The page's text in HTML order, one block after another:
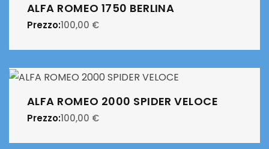
ALFA ROMEO 1750 BERLINA
Prezzo:100,00 €
ALFA ROMEO 2000 SPIDER VELOCE
Prezzo:100,00 €